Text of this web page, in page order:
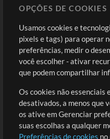
Comprar Créditos
Conteúdo Grátis
Solicite uma Música
Extras
Sessões
Envie seu conteúdo
OPÇÕES DE COOKIES
Usamos cookies e
pixels e tags) para operar
preferências, medir o
você escolher - ativar
que podem compartilhar
Os cookies não essenciais
desativados, a menos que
os ative em Gerenciar
suas escolhas a qualquer
Preferências de cookies no